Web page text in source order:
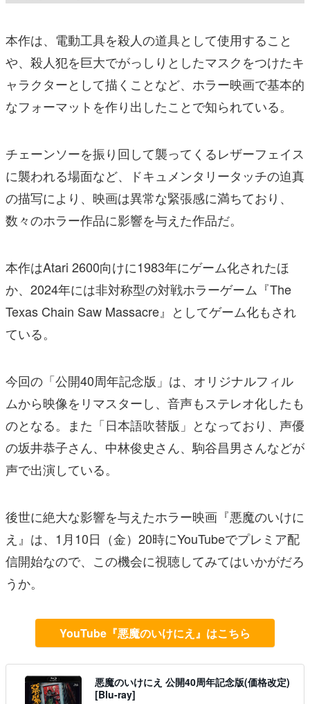
本作は、電動工具を殺人の道具として使用すること
や、殺人犯を巨大でがっしりとしたマスクをつけたキ
ャラクターとして描くことなど、ホラー映画で基本的
なフォーマットを作り出したことで知られている。
チェーンソーを振り回して襲ってくるレザーフェイス
に襲われる場面など、ドキュメンタリータッチの迫真
の描写により、映画は異常な緊張感に満ちており、
数々のホラー作品に影響を与えた作品だ。
本作はAtari 2600向けに1983年にゲーム化されたほ
か、2024年には非対称型の対戦ホラーゲーム『The
Texas Chain Saw Massacre』としてゲーム化もされ
ている。
今回の「公開40周年記念版」は、オリジナルフィル
ムから映像をリマスターし、音声もステレオ化したも
のとなる。また「日本語吹替版」となっており、声優
の坂井恭子さん、中林俊史さん、駒谷昌男さんなどが
声で出演している。
後世に絶大な影響を与えたホラー映画『悪魔のいけに
え』は、1月10日（金）20時にYouTubeでプレミア配
信開始なので、この機会に視聴してみてはいかがだろ
うか。
YouTube『悪魔のいけにえ』はこちら
悪魔のいけにえ 公開40周年記念版(価格改定)
[Blu-ray]